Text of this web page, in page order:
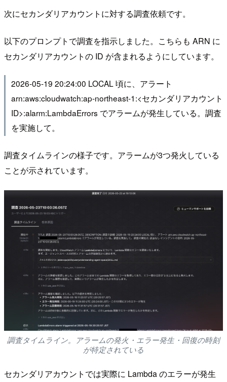
次にセカンダリアカウントに対する調査依頼です。
以下のプロンプトで調査を指示しました。こちらも ARN に
セカンダリアカウントの ID が含まれるようにしています。
2026-05-19 20:24:00 LOCAL 頃に、アラート
arn:aws:cloudwatch:ap-northeast-1:<セカンダリアカウント
ID>:alarm:LambdaErrors でアラームが発生している。調査
を実施して。
調査タイムラインの様子です。アラームが3つ発火している
ことが示されています。
調査タイムライン。アラームの発火・エラー発生・回復の時刻
が特定されている
セカンダリアカウントでは実際に Lambda のエラーが発生